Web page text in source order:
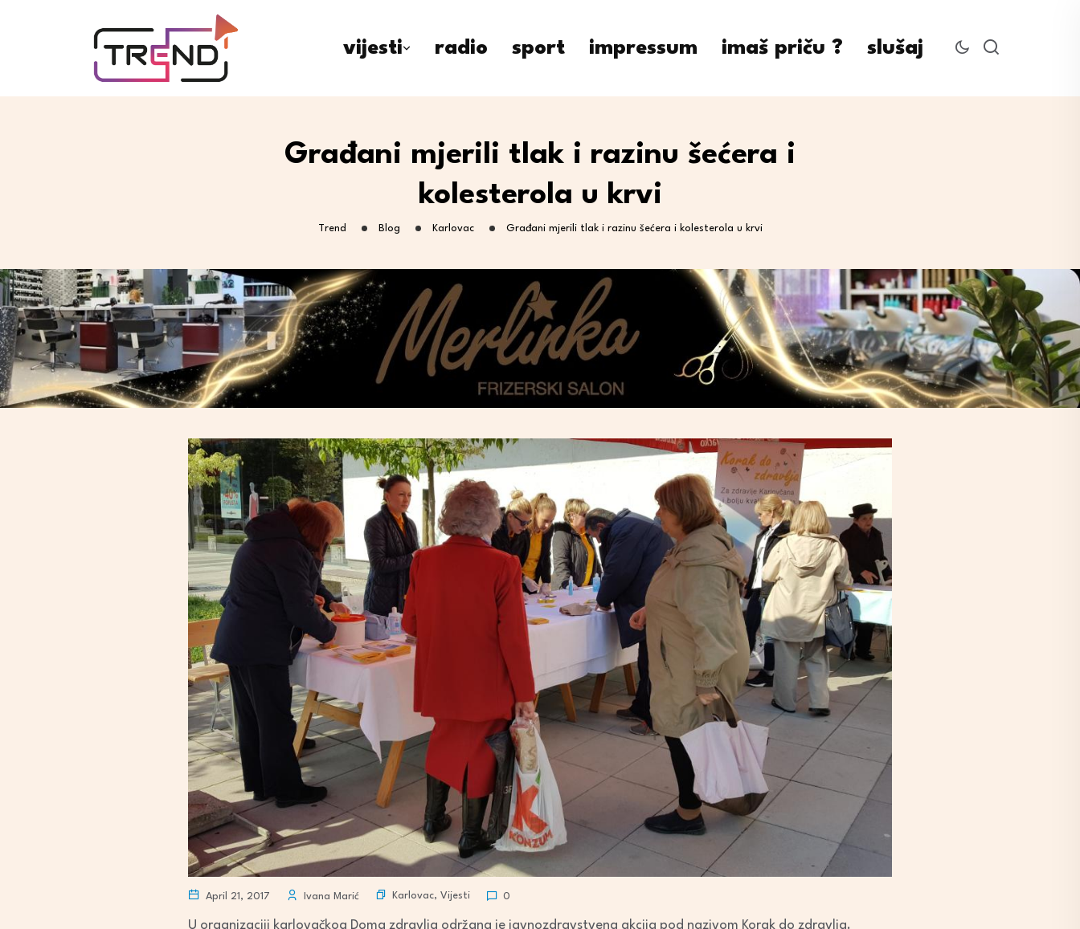
vijesti radio sport impressum imaš priču ? slušaj
Građani mjerili tlak i razinu šećera i
kolesterola u krvi
Trend Blog Karlovac Građani mjerili tlak i razinu šećera i kolesterola u krvi
April 21, 2017 Ivana Marić Karlovac, Vijesti 0
U organizaciji karlovačkog Doma zdravlja održana je javnozdravstvena akcija pod nazivom Korak do zdravlja.